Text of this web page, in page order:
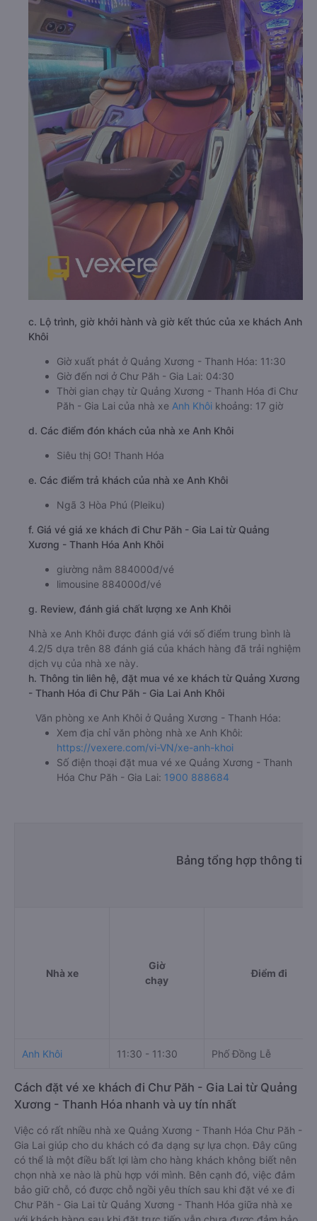
c. Lộ trình, giờ khởi hành và giờ kết thúc của xe khách Anh
Khôi
Giờ xuất phát ở Quảng Xương - Thanh Hóa: 11:30
Giờ đến nơi ở Chư Păh - Gia Lai: 04:30
Thời gian chạy từ Quảng Xương - Thanh Hóa đi Chư
Păh - Gia Lai của nhà xe Anh Khôi khoảng: 17 giờ
d. Các điểm đón khách của nhà xe Anh Khôi
Siêu thị GO! Thanh Hóa
e. Các điểm trả khách của nhà xe Anh Khôi
Ngã 3 Hòa Phú (Pleiku)
f. Giá vé giá xe khách đi Chư Păh - Gia Lai từ Quảng
Xương - Thanh Hóa Anh Khôi
giường nằm 884000đ/vé
limousine 884000đ/vé
g. Review, đánh giá chất lượng xe Anh Khôi
Nhà xe Anh Khôi được đánh giá với số điểm trung bình là
4.2/5 dựa trên 88 đánh giá của khách hàng đã trải nghiệm
dịch vụ của nhà xe này.
h. Thông tin liên hệ, đặt mua vé xe khách từ Quảng Xương
- Thanh Hóa đi Chư Păh - Gia Lai Anh Khôi
Văn phòng xe Anh Khôi ở Quảng Xương - Thanh Hóa:
Xem địa chỉ văn phòng nhà xe Anh Khôi:
https://vexere.com/vi-VN/xe-anh-khoi
Số điện thoại đặt mua vé xe Quảng Xương - Thanh
Hóa Chư Păh - Gia Lai: 1900 888684
Bảng tổng hợp thông tin
Nhà xe
Giờ
chạy
Điểm đi
Anh Khôi 11:30 - 11:30 Phố Đồng Lễ
Cách đặt vé xe khách đi Chư Păh - Gia Lai từ Quảng
Xương - Thanh Hóa nhanh và uy tín nhất
Việc có rất nhiều nhà xe Quảng Xương - Thanh Hóa Chư Păh -
Gia Lai giúp cho du khách có đa dạng sự lựa chọn. Đây cũng
có thể là một điều bất lợi làm cho hàng khách không biết nên
chọn nhà xe nào là phù hợp với mình. Bên cạnh đó, việc đảm
bảo giữ chỗ, có được chỗ ngồi yêu thích sau khi đặt vé xe đi
Chư Păh - Gia Lai từ Quảng Xương - Thanh Hóa giữa nhà xe